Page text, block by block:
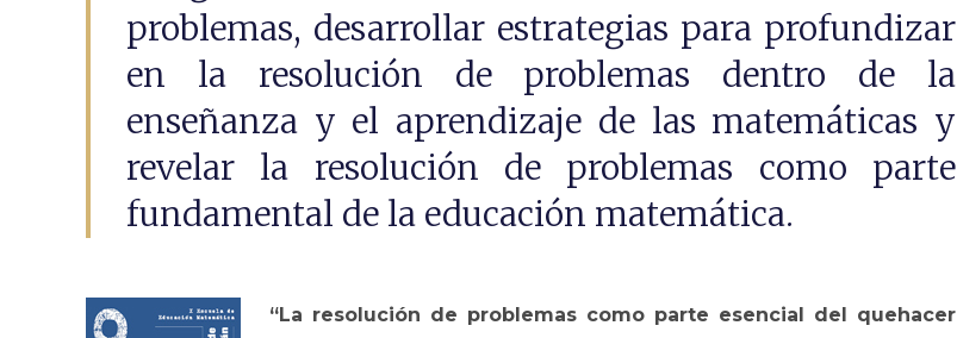
problemas, desarrollar estrategias para profundizar
en la resolución de problemas dentro de la
enseñanza y el aprendizaje de las matemáticas y
revelar la resolución de problemas como parte
fundamental de la educación matemática.
“La resolución de problemas como parte esencial del quehacer